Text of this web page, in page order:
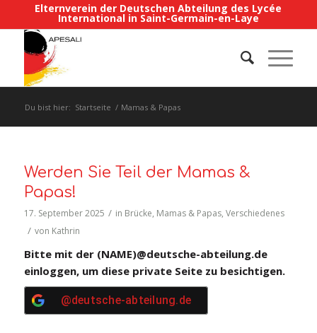
Elternverein der Deutschen Abteilung des Lycée
International in Saint-Germain-en-Laye
Du bist hier: Startseite / Mamas & Papas
Werden Sie Teil der Mamas &
Papas!
17. September 2025 / in Brücke, Mamas & Papas, Verschiedenes
/ von Kathrin
Bitte mit der (NAME)@deutsche-abteilung.de
einloggen, um diese private Seite zu besichtigen.
@deutsche-abteilung.de